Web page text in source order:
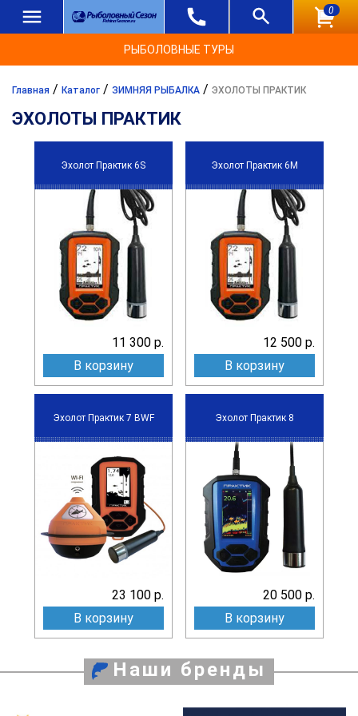
0
РЫБОЛОВНЫЕ ТУРЫ
Главная / Каталог / ЗИМНЯЯ РЫБАЛКА / ЭХОЛОТЫ ПРАКТИК
ЭХОЛОТЫ ПРАКТИК
Эхолот Практик 6S
11 300 р.
В корзину
Эхолот Практик 6М
12 500 р.
В корзину
Эхолот Практик 7 BWF
23 100 р.
В корзину
Эхолот Практик 8
20 500 р.
В корзину
Наши бренды